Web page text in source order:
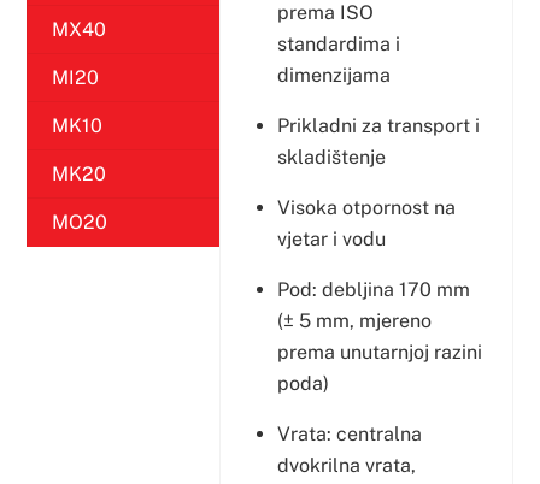
MX40
MI20
MK10
MK20
MO20
prema ISO
standardima i
dimenzijama
Prikladni za transport i
skladištenje
Visoka otpornost na
vjetar i vodu
Pod: debljina 170 mm
(± 5 mm, mjereno
prema unutarnjoj razini
poda)
Vrata: centralna
dvokrilna vrata,